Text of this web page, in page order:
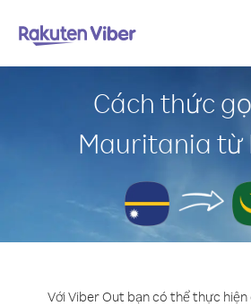
Cách thức
Mauritania từ
Với Viber Out bạn có thể thực